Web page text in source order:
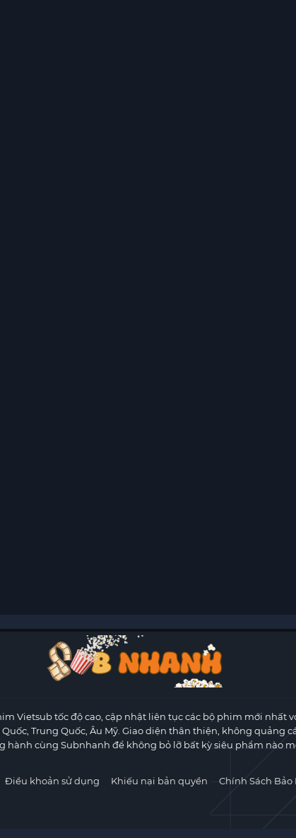
Vietsub tốc độ cao, cập nhật liên tục các bộ phim mới nhất
Trung Quốc, Âu Mỹ. Giao diện thân thiện, không quảng
hành cùng Subnhanh để không bỏ lỡ bất kỳ siêu phẩm nào
Điều khoản sử dụng Khiếu nại bản quyền Chính Sách Bảo